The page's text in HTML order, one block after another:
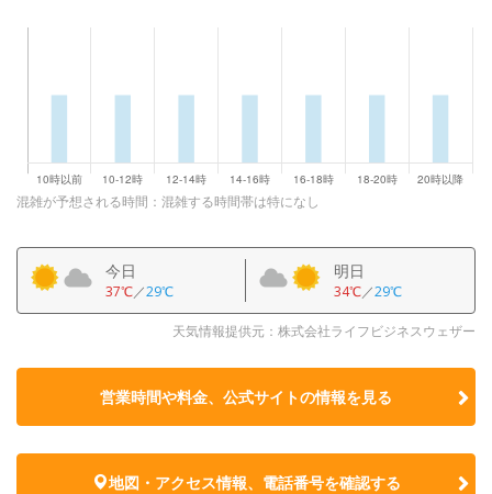
混雑が予想される時間：混雑する時間帯は特になし
今日
37℃／29℃
明日
34℃／29℃
天気情報提供元：株式会社ライフビジネスウェザー
営業時間や料金、公式サイトの情報を見る
地図・アクセス情報、電話番号を確認する